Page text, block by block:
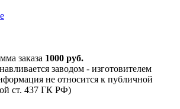
заказа 1000 руб.
заводом - изготовителем
не относится к публичной
ст. 437 ГК РФ)